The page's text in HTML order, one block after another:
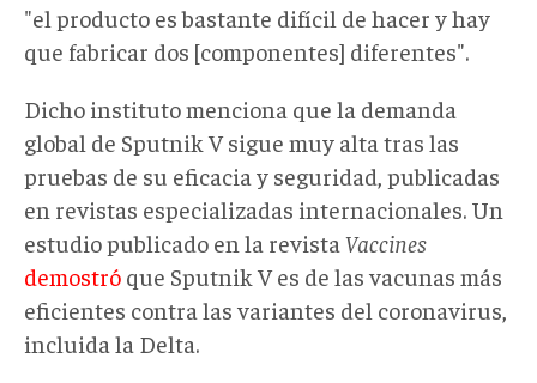
"el producto es bastante difícil de hacer y hay
que fabricar dos [componentes] diferentes".
Dicho instituto menciona que la demanda
global de Sputnik V sigue muy alta tras las
pruebas de su eficacia y seguridad, publicadas
en revistas especializadas internacionales. Un
estudio publicado en la revista Vaccines
demostró que Sputnik V es de las vacunas más
eficientes contra las variantes del coronavirus,
incluida la Delta.